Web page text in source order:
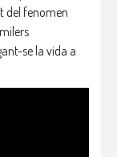
del fenomen
se la vida a